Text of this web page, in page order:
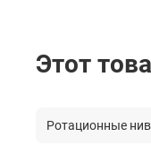
Тип
Этот
Ротационные